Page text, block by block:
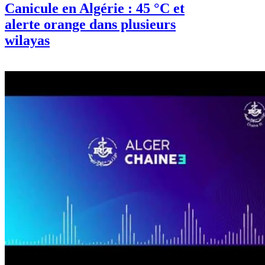
Canicule en Algérie : 45 °C et
alerte orange dans plusieurs
wilayas